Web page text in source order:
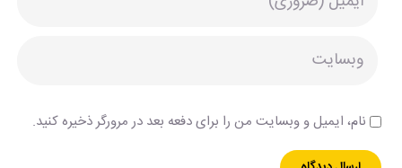
نام، ایمیل و وبسایت من را برای دفعه بعد در مرورگر ذخیره کنید.